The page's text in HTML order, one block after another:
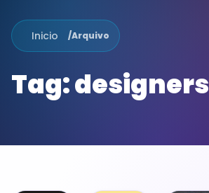
Inicio /Arquivo
Tag:designers